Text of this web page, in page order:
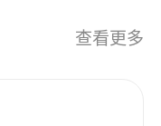
, 星期二到帳查看更多